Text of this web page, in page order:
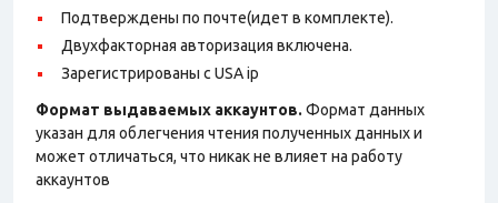
Подтверждены по почте(идет в комплекте).
Двухфакторная авторизация включена.
Зарегистрированы с USA ip
Формат выдаваемых аккаунтов. Формат данных
указан для облегчения чтения полученных данных и
может отличаться, что никак не влияет на работу
аккаунтов